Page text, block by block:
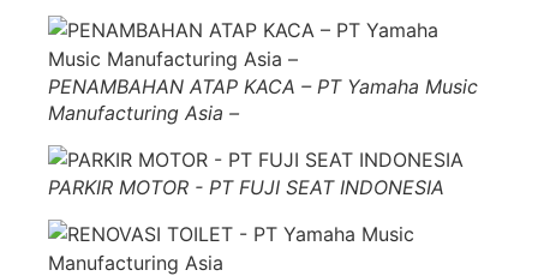
PENAMBAHAN ATAP KACA – PT Yamaha Music
Manufacturing Asia –
PARKIR MOTOR - PT FUJI SEAT INDONESIA